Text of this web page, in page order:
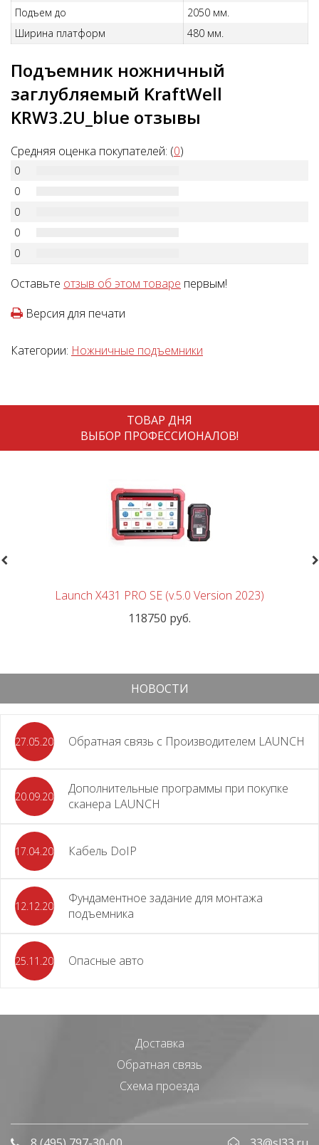
Подъем до
2050 мм.
Ширина платформ
480 мм.
Подъемник ножничный
заглубляемый KraftWell
KRW3.2U_blue отзывы
Средняя оценка покупателей: (0)
0
0
0
0
0
Оставьте отзыв об этом товаре первым!
Версия для печати
Категории: Ножничные подъемники
ТОВАР ДНЯ
ВЫБОР ПРОФЕССИОНАЛОВ!
Launch X431 PRO SE (v.5.0 Version 2023)
118750 руб.
НОВОСТИ
27.05.2026 Обратная связь с Производителем LAUNCH
20.09.2025
Дополнительные программы при покупке
сканера LAUNCH
17.04.2024 Кабель DoIP
12.12.2023
Фундаментное задание для монтажа
подъемника
25.11.2023 Опасные авто
Доставка
Обратная связь
Схема проезда